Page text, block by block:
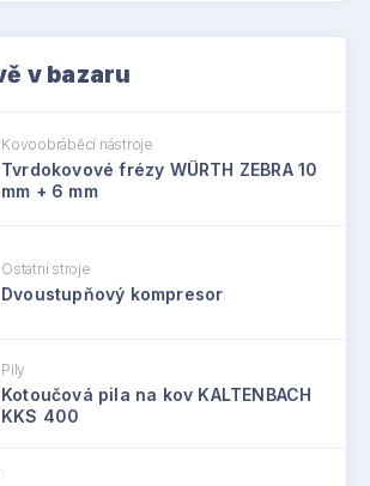
v bazaru
Kovoobráběcí nástroje
Tvrdokovové frézy WÜRTH ZEBRA 10
mm + 6 mm
Ostatní stroje
Dvoustupňový kompresor
Pily
Kotoučová pila na kov KALTENBACH
KKS 400